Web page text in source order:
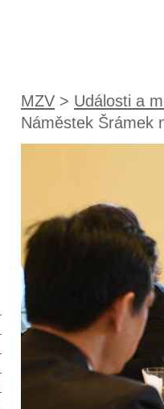
MZV > Události a
Náměstek Šrámek